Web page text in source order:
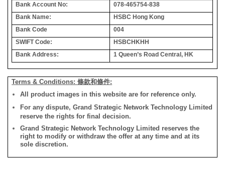
Bank Account No:
078-465754-838
Bank Name:
HSBC Hong Kong
Bank Code
004
SWIFT Code:
HSBCHKHH
Bank Address:
1 Queen’s Road Central, HK
Terms & Conditions: 條款和條件:
All product images in this website are for reference only.
For any dispute, Grand Strategic Network Technology Limited
reserve the rights for final decision.
Grand Strategic Network Technology Limited reserves the
right to modify or withdraw the offer at any time and at its
sole discretion.